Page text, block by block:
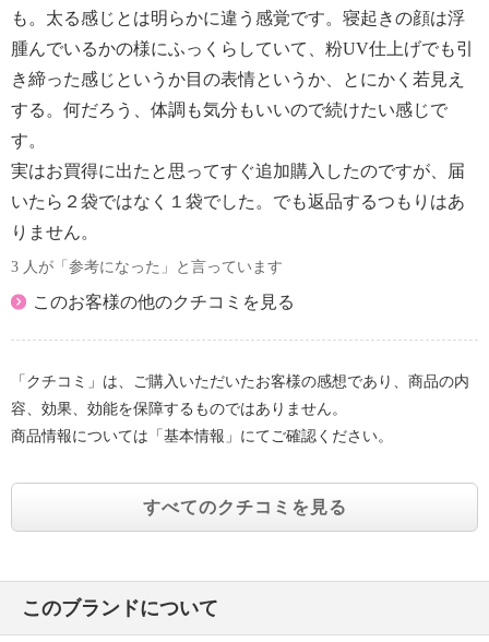
も。太る感じとは明らかに違う感覚です。寝起きの顔は浮
腫んでいるかの様にふっくらしていて、粉UV仕上げでも引
き締った感じというか目の表情というか、とにかく若見え
する。何だろう、体調も気分もいいので続けたい感じで
す。
実はお買得に出たと思ってすぐ追加購入したのですが、届
いたら２袋ではなく１袋でした。でも返品するつもりはあ
りません。
3 人が「参考になった」と言っています
このお客様の他のクチコミを見る
「クチコミ」は、ご購入いただいたお客様の感想であり、商品の内
容、効果、効能を保障するものではありません。
商品情報については「基本情報」にてご確認ください。
すべてのクチコミを見る
このブランドについて